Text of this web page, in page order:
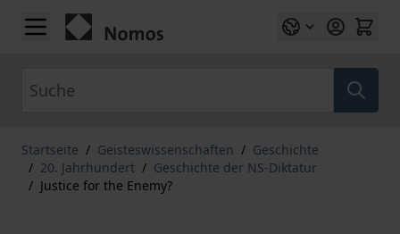
Zum Inhalt springen
Startseite / Geisteswissenschaften / Geschichte
/ 20. Jahrhundert / Geschichte der NS-Diktatur
/ Justice for the Enemy?